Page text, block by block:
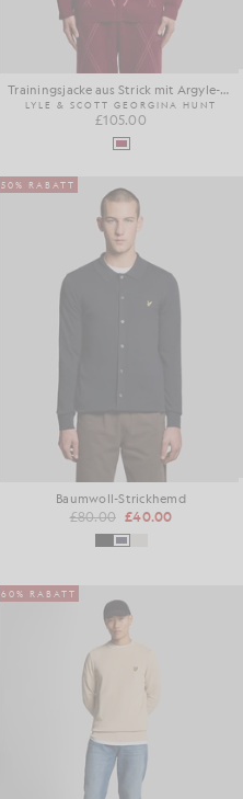
Trainingsjacke aus Strick mit Argyle-Muster
LYLE & SCOTT GEORGINA HUNT
£105.00
50% RABATT
Baumwoll-Strickhemd
£80.00 £40.00
60% RABATT